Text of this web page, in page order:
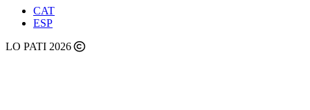
CAT
ESP
LO PATI 2026